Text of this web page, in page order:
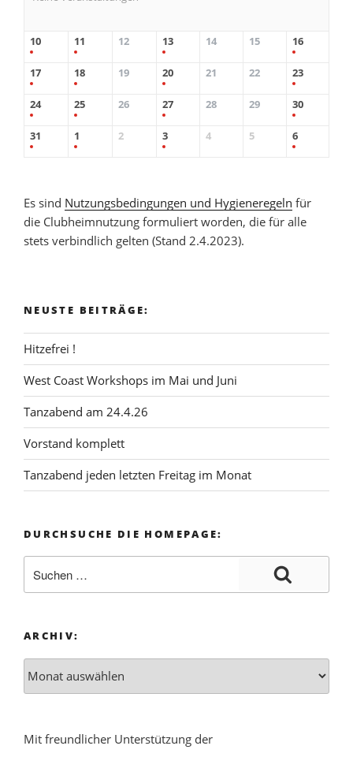
10 11 12 13 14 15 16
17 18 19 20 21 22 23
24 25 26 27 28 29 30
31 1 2 3 4 5 6
Es sind Nutzungsbedingungen und Hygieneregeln für
die Clubheimnutzung formuliert worden, die für alle
stets verbindlich gelten (Stand 2.4.2023).
NEUSTE BEITRÄGE:
Hitzefrei !
West Coast Workshops im Mai und Juni
Tanzabend am 24.4.26
Vorstand komplett
Tanzabend jeden letzten Freitag im Monat
DURCHSUCHE DIE HOMEPAGE:
ARCHIV:
Mit freundlicher Unterstützung der